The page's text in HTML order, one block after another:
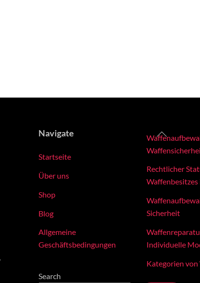
Back
Navigate
Startseite
Über uns
Shop
Blog
Allgemeine
Geschäftsbedingungen
Search
Rechtlicher
Waffenbesitzes
Sicherheit
Individuelle
Kategorien von